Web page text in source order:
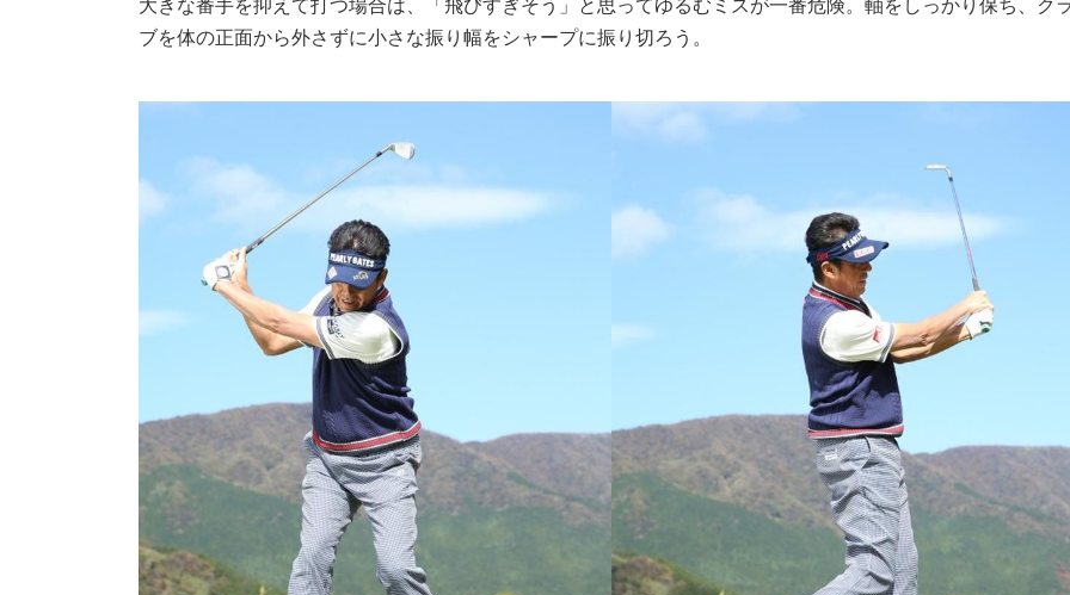
大きな番手を抑えて打つ場合は、「飛びすぎそう」と思ってゆるむミスが一番危険。軸をしっかり保ち、ク
ブを体の正面から外さずに小さな振り幅をシャープに振り切ろう。